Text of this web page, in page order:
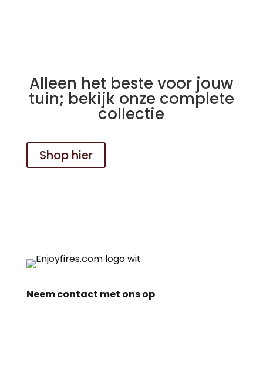
Alleen het beste voor jouw
tuin; bekijk onze complete
collectie
Shop hier
Neem contact met ons op